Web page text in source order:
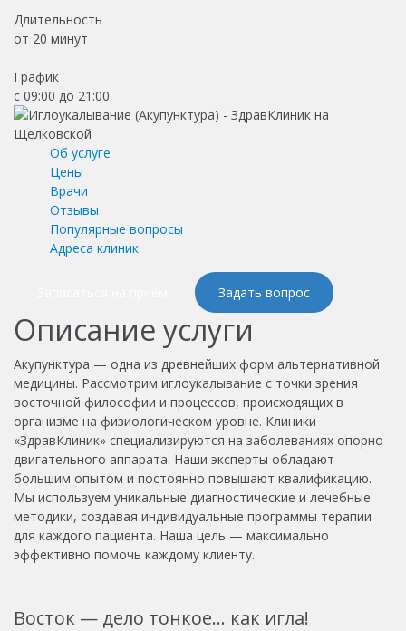
Длительность
от 20 минут
График
с 09:00 до 21:00
Об услуге
Цены
Врачи
Отзывы
Популярные вопросы
Адреса клиник
Задать вопрос
Описание услуги
Акупунктура — одна из древнейших форм альтернативной
медицины. Рассмотрим иглоукалывание с точки зрения
восточной философии и процессов, происходящих в
организме на физиологическом уровне. Клиники
«ЗдравКлиник» специализируются на заболеваниях опорно-
двигательного аппарата. Наши эксперты обладают
большим опытом и постоянно повышают квалификацию.
Мы используем уникальные диагностические и лечебные
методики, создавая индивидуальные программы терапии
для каждого пациента. Наша цель — максимально
эффективно помочь каждому клиенту.
Восток — дело тонкое… как игла!